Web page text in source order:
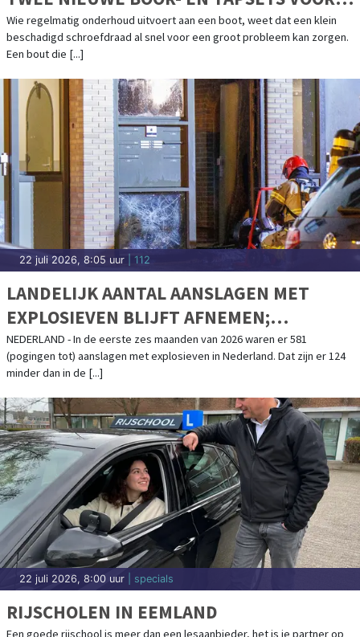
BOOTONDERHOUD
Wie regelmatig onderhoud uitvoert aan een boot, weet dat een klein
beschadigd schroefdraad al snel voor een groot probleem kan zorgen.
Een bout die [...]
22 juli 2026, 8:05 uur | 112
LANDELIJK AANTAL AANSLAGEN MET
EXPLOSIEVEN BLIJFT AFNEMEN;
AANSLAGENPROBLEMATIEK BLIJFT
ERNSTIG
NEDERLAND - In de eerste zes maanden van 2026 waren er 581
(pogingen tot) aanslagen met explosieven in Nederland. Dat zijn er 124
minder dan in de [...]
22 juli 2026, 8:00 uur | specials
RIJSCHOLEN IN EEMLAND
Een goede rijschool is meer dan een lesaanbieder, het is je partner op